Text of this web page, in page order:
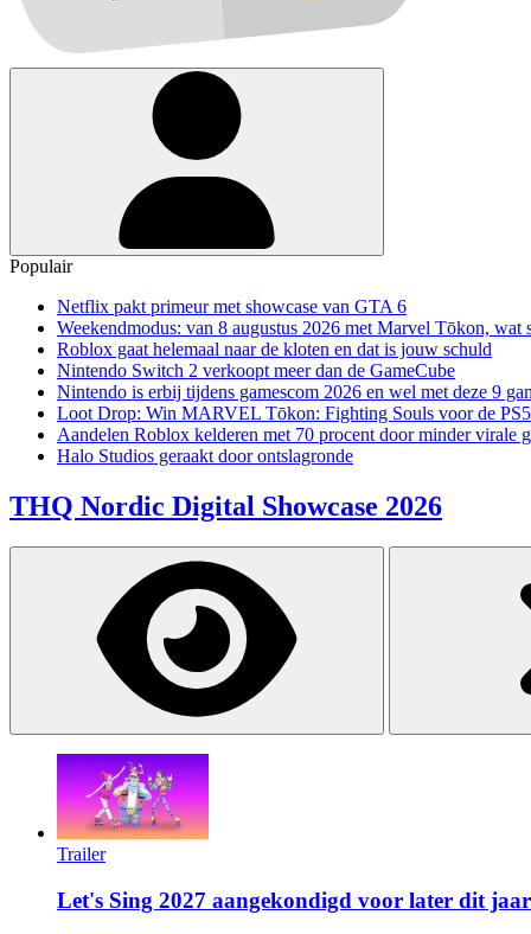
Populair
Netflix pakt primeur met showcase van GTA 6
Weekendmodus: van 8 augustus 2026 met Marvel Tōkon, wat
Roblox gaat helemaal naar de kloten en dat is jouw schuld
Nintendo Switch 2 verkoopt meer dan de GameCube
Nintendo is erbij tijdens gamescom 2026 en wel met deze 9
Loot Drop: Win MARVEL Tōkon: Fighting Souls voor de PS5
Aandelen Roblox kelderen met 70 procent door minder virale
Halo Studios geraakt door ontslagronde
THQ Nordic Digital Showcase 2026
Trailer
Let's Sing 2027 aangekondigd voor later dit jaar